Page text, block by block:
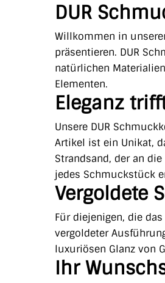
DUR
Willkommen in
präsentieren. DUR
natürlichen
Elementen.
Eleganz
Unsere DUR
Artikel ist ein Unikat,
Strandsand, der an
jedes Schmuckstück
Vergoldete
Für diejenigen, die
vergoldeter
luxuriösen Glanz von
Ihr